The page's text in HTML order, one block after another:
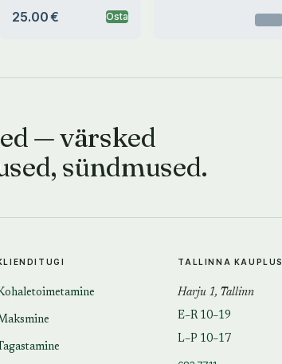
25.00 € Osta
— värsked
sündmused.
TALLINNA KAUPLUS
Harju 1, Tallinn
E–R 10–19
L–P 10–17